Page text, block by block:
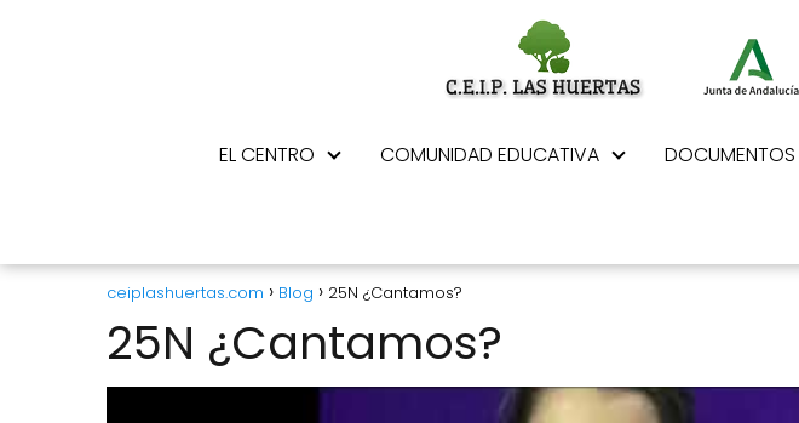
EL CENTRO COMUNIDAD EDUCATIVA DOCUMENTOS
ceiplashuertas.com Blog 25N ¿Cantamos?
25N ¿Cantamos?